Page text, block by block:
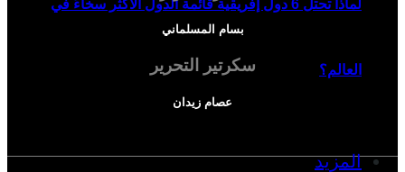
لماذا تحتل 6 دول إفريقية قائمة الدول الأكثر سخاءً في
العالم؟
المزيد
بسام المسلماني
سكرتير التحرير
عصام زيدان